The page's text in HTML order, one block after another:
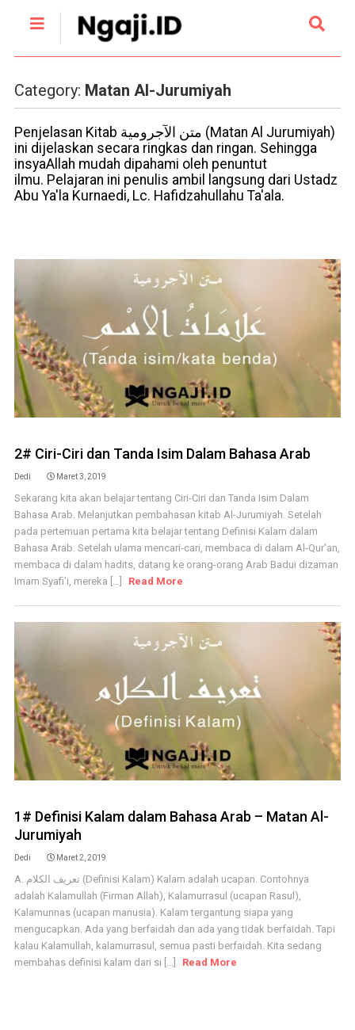
Category: Matan Al-Jurumiyah
Penjelasan Kitab متن الآجرومية (Matan Al Jurumiyah)
ini dijelaskan secara ringkas dan ringan. Sehingga
insyaAllah mudah dipahami oleh penuntut
ilmu. Pelajaran ini penulis ambil langsung dari Ustadz
Abu Ya'la Kurnaedi, Lc. Hafidzahullahu Ta'ala.
2# Ciri-Ciri dan Tanda Isim Dalam Bahasa Arab
Dedi Maret 3, 2019
Sekarang kita akan belajar tentang Ciri-Ciri dan Tanda Isim Dalam
Bahasa Arab. Melanjutkan pembahasan kitab Al-Jurumiyah. Setelah
pada pertemuan pertama kita belajar tentang Definisi Kalam dalam
Bahasa Arab. Setelah ulama mencari-cari, membaca di dalam Al-Qur’an,
membaca di dalam hadits, datang ke orang-orang Arab Badui dizaman
Imam Syafi’i, mereka [...]
Read More
1# Definisi Kalam dalam Bahasa Arab – Matan Al-
Jurumiyah
Dedi Maret 2, 2019
A. تعريف الكلام (Definisi Kalam) Kalam adalah ucapan. Contohnya
adalah Kalamullah (Firman Allah), Kalamurrasul (ucapan Rasul),
Kalamunnas (ucapan manusia). Kalam tergantung siapa yang
mengucapkan. Ada yang berfaidah dan ada yang tidak berfaidah. Tapi
kalau Kalamullah, kalamurrasul, semua pasti berfaidah. Kita sedang
membahas definisi kalam dari si [...]
Read More